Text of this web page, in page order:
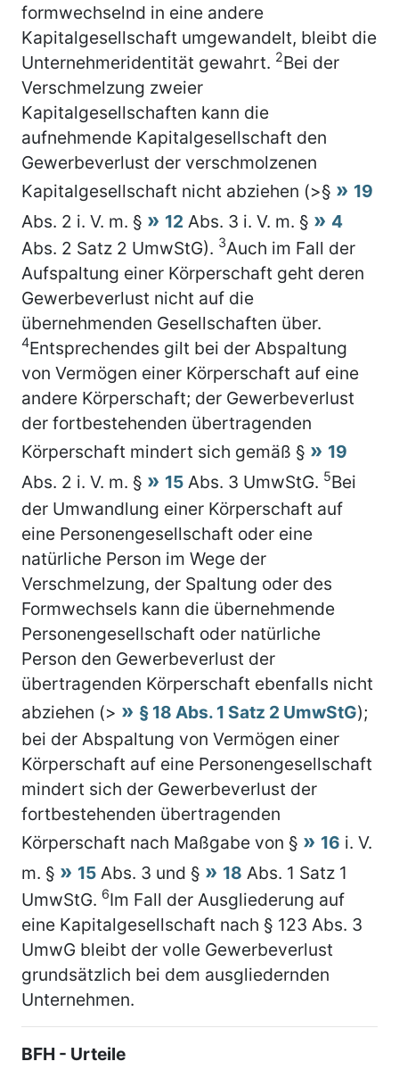
formwechselnd in eine andere
Kapitalgesellschaft umgewandelt, bleibt die
Unternehmeridentität gewahrt. 2Bei der
Verschmelzung zweier
Kapitalgesellschaften kann die
aufnehmende Kapitalgesellschaft den
Gewerbeverlust der verschmolzenen
Kapitalgesellschaft nicht abziehen (>§
19
Abs. 2 i. V. m. §
12 Abs. 3 i. V. m. §
4
Abs. 2 Satz 2 UmwStG). 3Auch im Fall der
Aufspaltung einer Körperschaft geht deren
Gewerbeverlust nicht auf die
übernehmenden Gesellschaften über.
4Entsprechendes gilt bei der Abspaltung
von Vermögen einer Körperschaft auf eine
andere Körperschaft; der Gewerbeverlust
der fortbestehenden übertragenden
Körperschaft mindert sich gemäß §
19
Abs. 2 i. V. m. §
15 Abs. 3 UmwStG. 5Bei
der Umwandlung einer Körperschaft auf
eine Personengesellschaft oder eine
natürliche Person im Wege der
Verschmelzung, der Spaltung oder des
Formwechsels kann die übernehmende
Personengesellschaft oder natürliche
Person den Gewerbeverlust der
übertragenden Körperschaft ebenfalls nicht
abziehen (>
§ 18 Abs. 1 Satz 2 UmwStG);
bei der Abspaltung von Vermögen einer
Körperschaft auf eine Personengesellschaft
mindert sich der Gewerbeverlust der
fortbestehenden übertragenden
Körperschaft nach Maßgabe von §
16 i. V.
m. §
15 Abs. 3 und § 18 Abs. 1 Satz 1
UmwStG. 6Im Fall der Ausgliederung auf
eine Kapitalgesellschaft nach § 123 Abs. 3
UmwG bleibt der volle Gewerbeverlust
grundsätzlich bei dem ausgliedernden
Unternehmen.
BFH - Urteile